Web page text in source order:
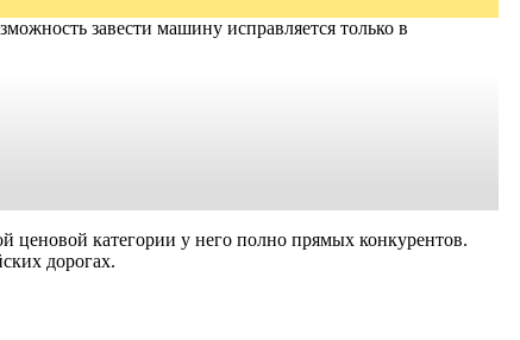
завести машину исправляется только в
ценовой категории у него полно прямых конкурентов.
дорогах.